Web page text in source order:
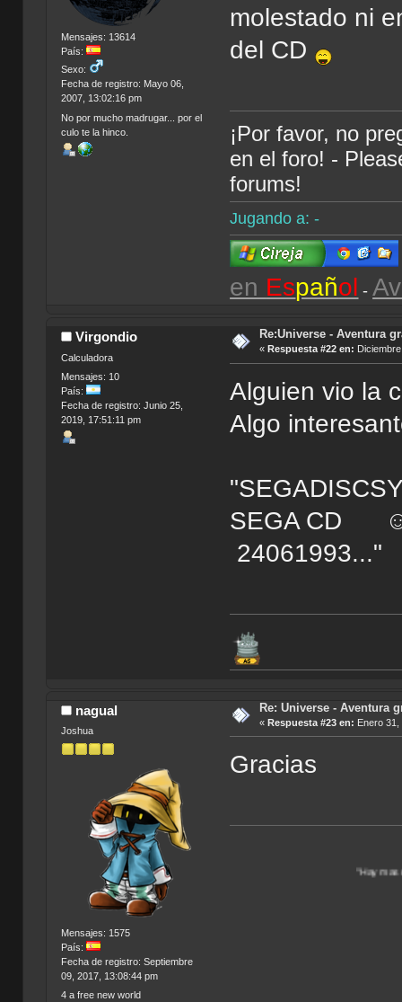
Mensajes: 13614
País:
Sexo:
Fecha de registro: Mayo 06,
2007, 13:02:16 pm
No por mucho madrugar... por el
culo te la hinco.
molestado ni
del CD
¡Por favor, no
en el foro! -
forums!
Jugando a: -
en Español -
Virgondio
Calculadora
Mensajes: 10
País:
Fecha de registro: Junio 25,
2019, 17:51:11 pm
Re:Universe - Aventura
« Respuesta #22 en:
Alguien vio la
Algo
SEGA
24061993..."
nagual
Joshua
Mensajes: 1575
País:
Fecha de registro: Septiembre
09, 2017, 13:08:44 pm
4 a free new world
Re: Universe - Aventura
« Respuesta #23 en: Enero
Gracias
"Hay mas de un